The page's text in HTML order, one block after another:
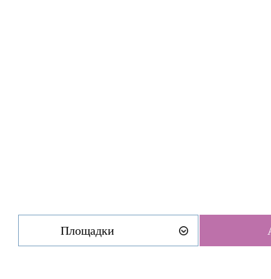
Площадки